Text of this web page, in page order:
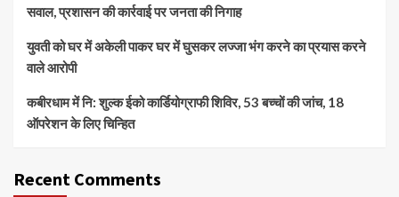
सवाल, प्रशासन की कार्रवाई पर जनता की निगाह
युवती को घर में अकेली पाकर घर में घुसकर लज्जा भंग करने का प्रयास करने
वाले आरोपी
कबीरधाम में नि: शुल्क ईको कार्डियोग्राफी शिविर, 53 बच्चों की जांच, 18
ऑपरेशन के लिए चिन्हित
Recent Comments